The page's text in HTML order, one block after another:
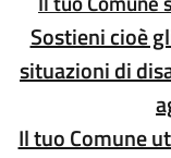
Sostieni cioè
situazioni di
Il tuo Comune